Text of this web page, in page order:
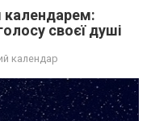
календарем:
своєї душі
календар